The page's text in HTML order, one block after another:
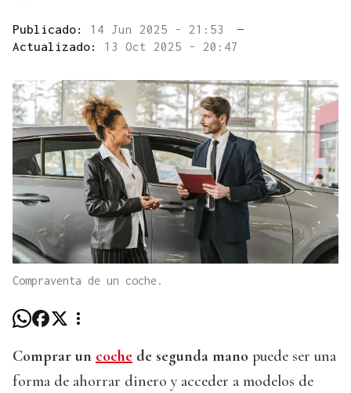
Publicado: 14 Jun 2025 - 21:53
—
Actualizado: 13 Oct 2025 - 20:47
Compraventa de un coche.
Comprar un coche de segunda mano puede ser una
forma de ahorrar dinero y acceder a modelos de